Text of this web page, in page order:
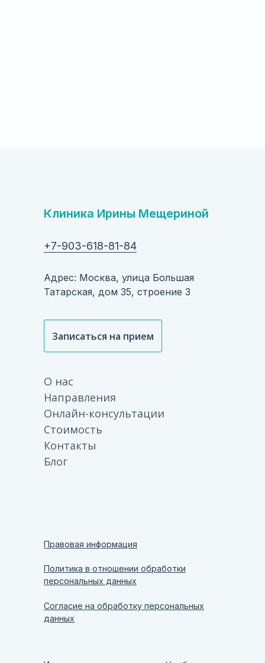
Клиника Ирины Мещериной
Адрес: Москва, улица Большая
Татарская, дом 35, строение 3
Политика в отношении обработки
персональных данных
Правовая информация
Согласие на обработку персональных
данных
+7-903-618-81-84
Записаться на прием
О нас
Направления
Онлайн-консультации
Стоимость
Контакты
Блог